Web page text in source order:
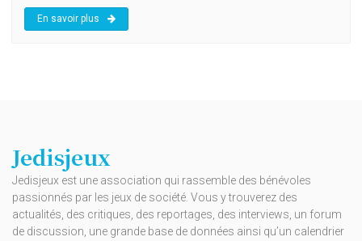
En savoir plus
Jedisjeux
Jedisjeux est une association qui rassemble des bénévoles
passionnés par les jeux de société. Vous y trouverez des
actualités, des critiques, des reportages, des interviews, un forum
de discussion, une grande base de données ainsi qu’un calendrier